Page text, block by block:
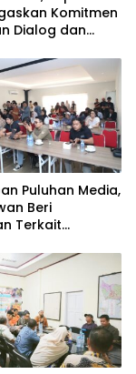
Komitmen
Dialog dan
Puluhan Media,
Beri
Terkait